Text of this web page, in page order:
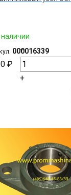
наличии
000016339
₽
–
+